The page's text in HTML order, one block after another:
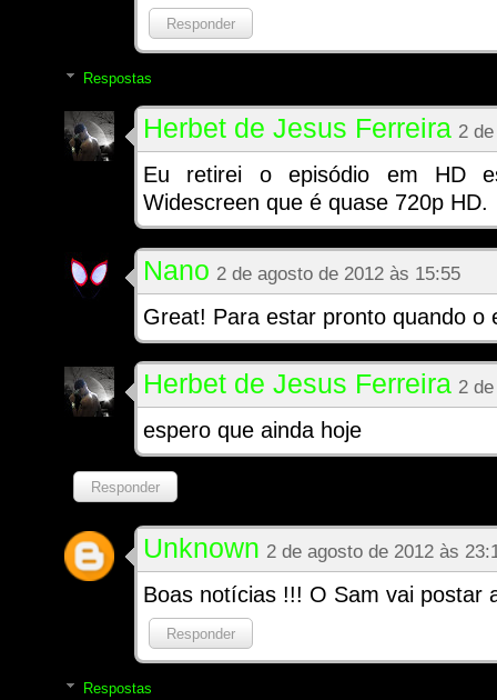
Responder
Respostas
Herbet de Jesus Ferreira 2
Eu retirei o episódio em HD
Widescreen que é quase 720p HD.
Nano 2 de agosto de 2012 às 15:55
Great! Para estar pronto quando o
Herbet de Jesus Ferreira 2
espero que ainda hoje
Responder
Unknown 2 de agosto de 2012 às
Boas notícias !!! O Sam vai postar
Responder
Respostas